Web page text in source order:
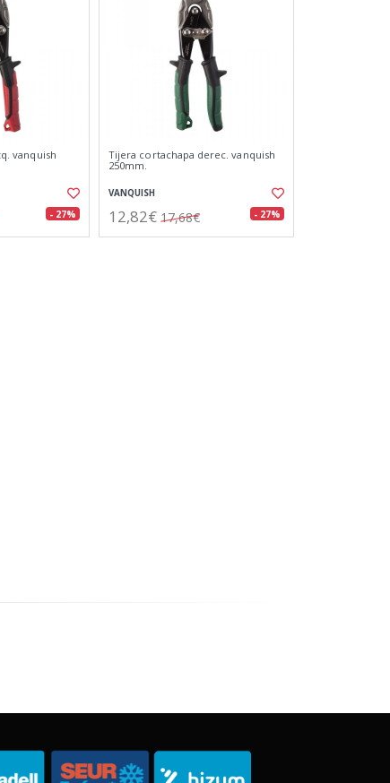
vanquish
- 27%
Tijera cortachapa derec. vanquish
250mm.
VANQUISH
12,82€ 17,68€ - 27%